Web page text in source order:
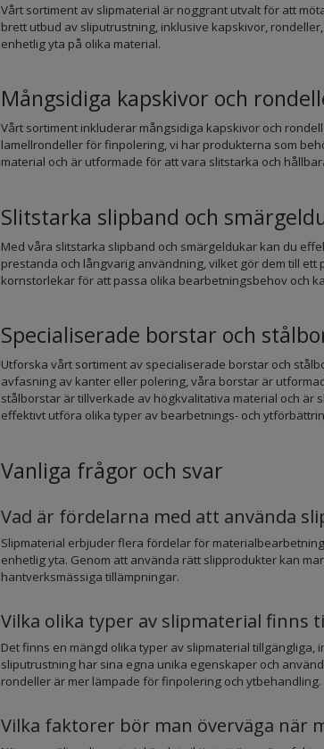
Vårt sortiment av slipmaterial är noggrant utvalt för att
brett utbud av sliputrustning, inklusive kapskivor,
enhetlig yta på olika material.
Mångsidiga kapskivor och
Vårt sortiment inkluderar mångsidiga kapskivor och
lamellrondeller för finpolering, vi har produkterna som
material och är utformade för att vara slitstarka och
Slitstarka slipband och
Med våra slitstarka slipband och smärgeldukar kan du
prestanda och långvarig användning, vilket gör dem till
kornstorlekar för att passa olika bearbetningsbehov och
Specialiserade borstar och
Utforska vårt sortiment av specialiserade borstar och
avfasning av kanter eller polering, våra borstar är
stålborstar är tillverkade av högkvalitativa material och
effektivt utföra olika typer av bearbetnings- och
Vanliga frågor och svar
Vad är fördelarna med att använda
Slipmaterial erbjuder flera fördelar för
enhetlig yta. Genom att använda rätt slipprodukter kan
hantverksmässiga tillämpningar.
Vilka olika typer av slipmaterial finns
Det finns en mängd olika typer av slipmaterial
sliputrustning har sina egna unika egenskaper och
rondeller är mer lämpade för finpolering och ytbehandling.
Vilka faktorer bör man överväga när